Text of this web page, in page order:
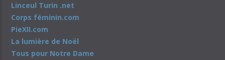
Linceul Turin .net
Corps féminin.com
PieXII.com
La lumière de Noël
Tous pour Notre Dame